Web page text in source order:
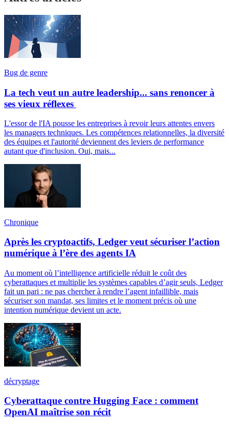
Bug de genre
La tech veut un autre leadership... sans renoncer à
ses vieux réflexes
L'essor de l'IA pousse les entreprises à revoir leurs attentes envers
les managers techniques. Les compétences relationnelles, la diversité
des équipes et l'autorité deviennent des leviers de performance
autant que d'inclusion. Oui, mais...
Chronique
Après les cryptoactifs, Ledger veut sécuriser l’action
numérique à l’ère des agents IA
Au moment où l’intelligence artificielle réduit le coût des
cyberattaques et multiplie les systèmes capables d’agir seuls, Ledger
fait un pari : ne pas chercher à rendre l’agent infaillible, mais
sécuriser son mandat, ses limites et le moment précis où une
intention numérique devient un acte.
décryptage
Cyberattaque contre Hugging Face : comment
OpenAI maîtrise son récit